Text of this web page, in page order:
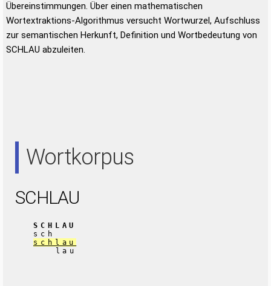
Übereinstimmungen. Über einen mathematischen
Wortextraktions-Algorithmus versucht Wortwurzel, Aufschluss
zur semantischen Herkunft, Definition und Wortbedeutung von
SCHLAU abzuleiten.
Wortkorpus
SCHLAU
SCHLAU
sch
schlau
lau